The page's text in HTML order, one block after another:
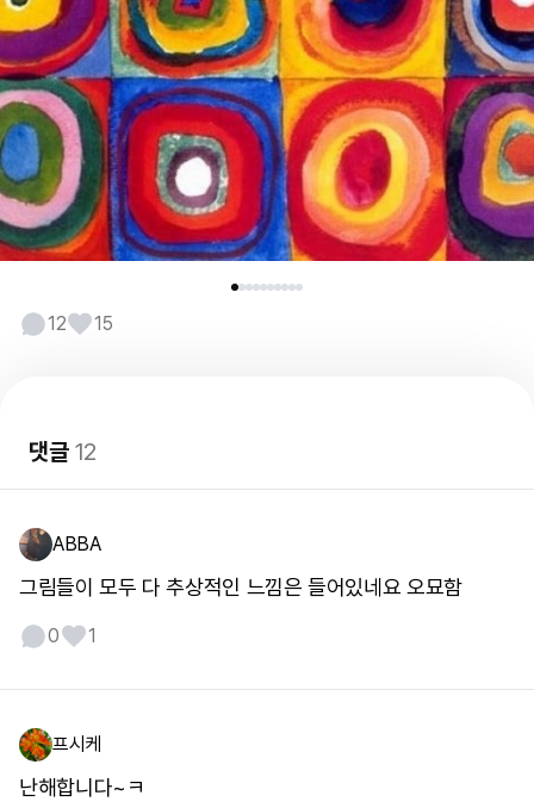
12 15
댓글12
ABBA
그림들이 모두 다 추상적인 느낌은 들어있네요 오묘함
0 1
프시케
난해합니다~ㅋ